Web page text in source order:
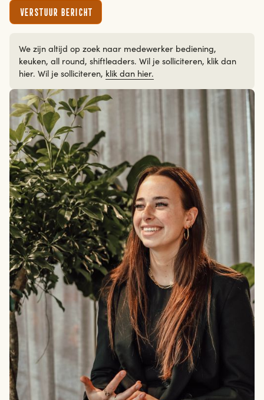
Verstuur bericht
We zijn altijd op zoek naar medewerker bediening,
keuken, all round, shiftleaders. Wil je solliciteren, klik dan
hier. Wil je solliciteren, klik dan hier.